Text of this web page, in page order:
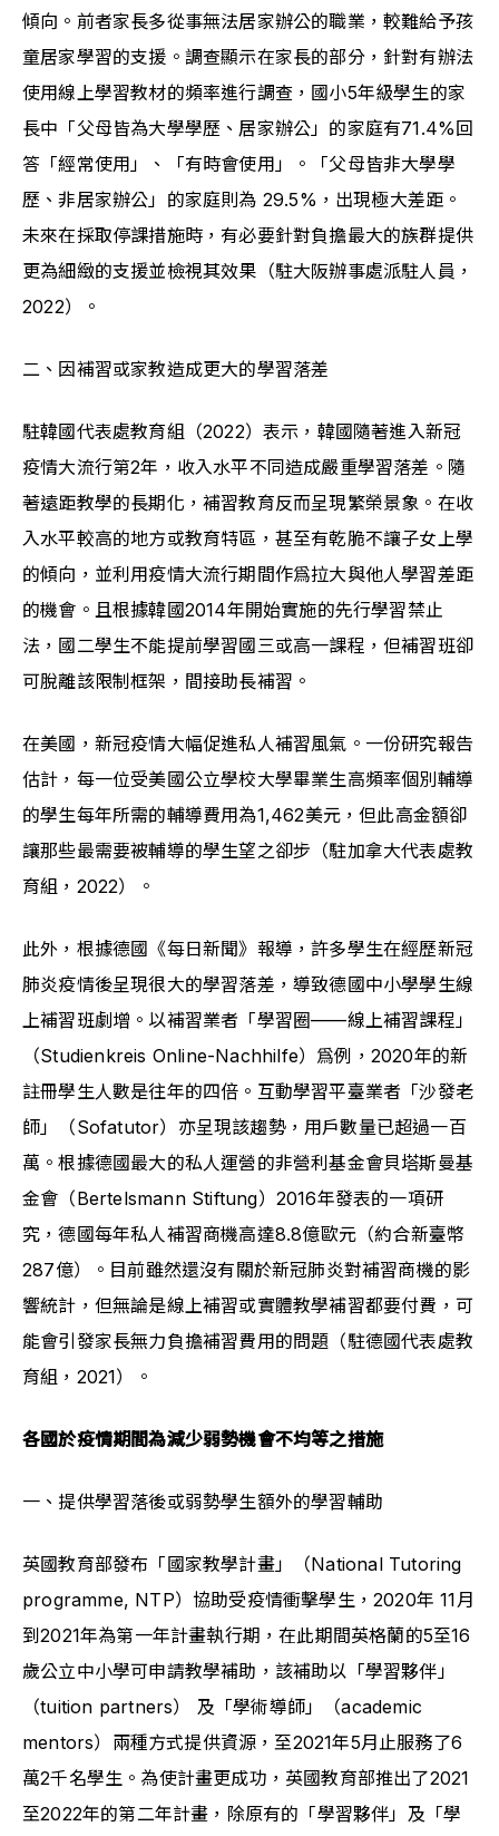
傾向。前者家長多從事無法居家辦公的職業，較難給予孩
童居家學習的支援。調查顯示在家長的部分，針對有辦法
使用線上學習教材的頻率進行調查，國小5年級學生的家
長中「父母皆為大學學歷、居家辦公」的家庭有71.4%回
答「經常使用」、「有時會使用」。「父母皆非大學學
歷、非居家辦公」的家庭則為 29.5%，出現極大差距。
未來在採取停課措施時，有必要針對負擔最大的族群提供
更為細緻的支援並檢視其效果（駐大阪辦事處派駐人員，
2022）。
二、因補習或家教造成更大的學習落差
駐韓國代表處教育組（2022）表示，韓國隨著進入新冠
疫情大流行第2年，收入水平不同造成嚴重學習落差。隨
著遠距教學的長期化，補習教育反而呈現繁榮景象。在收
入水平較高的地方或教育特區，甚至有乾脆不讓子女上學
的傾向，並利用疫情大流行期間作爲拉大與他人學習差距
的機會。且根據韓國2014年開始實施的先行學習禁止
法，國二學生不能提前學習國三或高一課程，但補習班卻
可脫離該限制框架，間接助長補習。
在美國，新冠疫情大幅促進私人補習風氣。一份研究報告
估計，每一位受美國公立學校大學畢業生高頻率個別輔導
的學生每年所需的輔導費用為1,462美元，但此高金額卻
讓那些最需要被輔導的學生望之卻步（駐加拿大代表處教
育組，2022）。
此外，根據德國《每日新聞》報導，許多學生在經歷新冠
肺炎疫情後呈現很大的學習落差，導致德國中小學學生線
上補習班劇增。以補習業者「學習圈——線上補習課程」
（Studienkreis Online-Nachhilfe）爲例，2020年的新
註冊學生人數是往年的四倍。互動學習平臺業者「沙發老
師」（Sofatutor）亦呈現該趨勢，用戶數量已超過一百
萬。根據德國最大的私人運營的非營利基金會貝塔斯曼基
金會（Bertelsmann Stiftung）2016年發表的一項研
究，德國每年私人補習商機高達8.8億歐元（約合新臺幣
287億）。目前雖然還沒有關於新冠肺炎對補習商機的影
響統計，但無論是線上補習或實體教學補習都要付費，可
能會引發家長無力負擔補習費用的問題（駐德國代表處教
育組，2021）。
各國於疫情期間為減少弱勢機會不均等之措施
一、提供學習落後或弱勢學生額外的學習輔助
英國教育部發布「國家教學計畫」（National Tutoring
programme, NTP）協助受疫情衝擊學生，2020年 11月
到2021年為第一年計畫執行期，在此期間英格蘭的5至16
歲公立中小學可申請教學補助，該補助以「學習夥伴」
（tuition partners） 及「學術導師」（academic
mentors）兩種方式提供資源，至2021年5月止服務了6
萬2千名學生。為使計畫更成功，英國教育部推出了2021
至2022年的第二年計畫，除原有的「學習夥伴」及「學